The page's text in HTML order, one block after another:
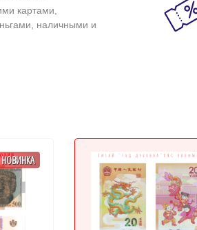
картами,
наличными и
НОВИНКА